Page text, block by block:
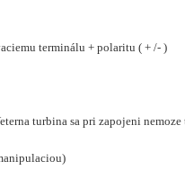
terminálu + polaritu ( + /- )
turbina sa pri zapojeni